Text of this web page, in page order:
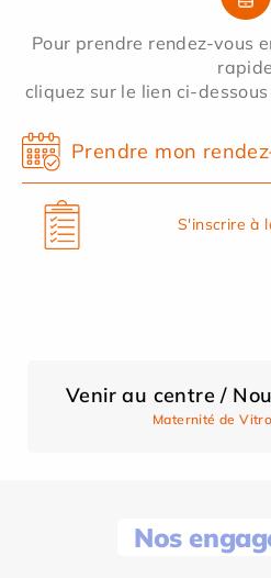
Pour prendre rendez-vous
rapide
cliquez sur le lien ci-
Prendre mon
S'inscrire à
Venir au centre /
Maternité de
Nos